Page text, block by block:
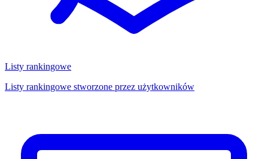
Listy rankingowe
Listy rankingowe stworzone przez użytkowników